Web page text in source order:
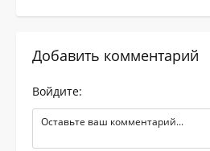
Добавить комментарий
Войдите: